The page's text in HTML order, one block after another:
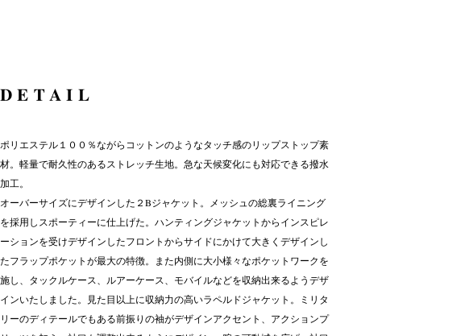
DETAIL
ポリエステル１００％ながらコットンのようなタッチ感のリップストップ素
材。軽量で耐久性のあるストレッチ生地。急な天候変化にも対応できる撥水
加工。
オーバーサイズにデザインした２Bジャケット。メッシュの総裏ライニング
を採用しスポーティーに仕上げた。ハンティングジャケットからインスピレ
ーションを受けデザインしたフロントからサイドにかけて大きくデザインし
たフラップポケットが最大の特徴。また内側に大小様々なポケットワークを
施し、タックルケース、ルアーケース、モバイルなどを収納出来るようデザ
インいたしました。見た目以上に収納力の高いラペルドジャケット。ミリタ
リーのディテールでもある前振りの袖がデザインアクセント、アクションプ